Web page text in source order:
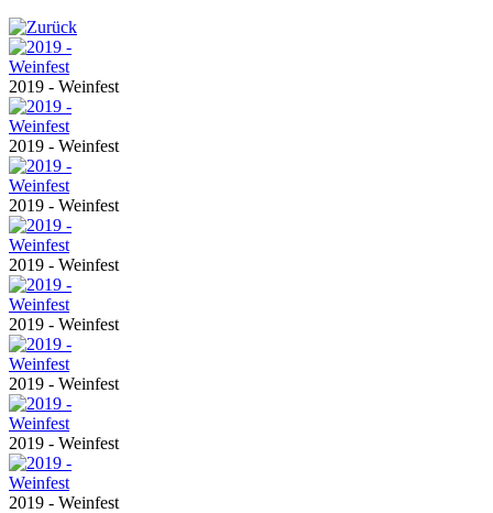
2019 - Weinfest
2019 - Weinfest
2019 - Weinfest
2019 - Weinfest
2019 - Weinfest
2019 - Weinfest
2019 - Weinfest
2019 - Weinfest